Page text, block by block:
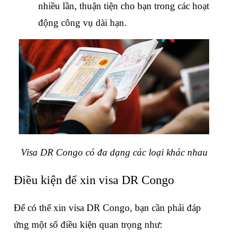
nhiều lần, thuận tiện cho bạn trong các hoạt
động công vụ dài hạn.
Visa DR Congo có đa dạng các loại khác nhau
Điều kiện để xin visa DR Congo
Để có thể xin visa DR Congo, bạn cần phải đáp
ứng một số điều kiện quan trọng như: